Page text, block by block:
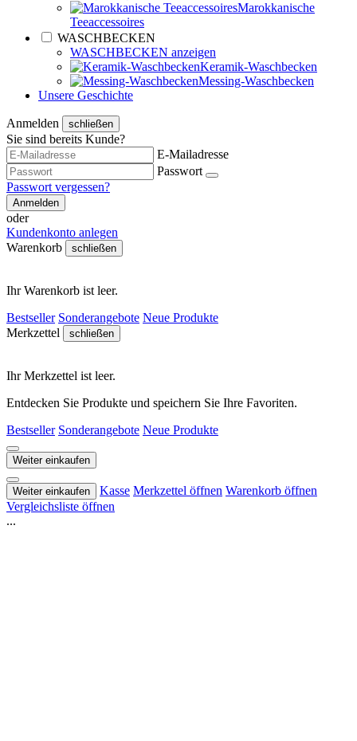
Marokkanische
Teeaccessoires
WASCHBECKEN
WASCHBECKEN anzeigen
Keramik-Waschbecken
Messing-Waschbecken
Unsere Geschichte
Anmelden schließen
Sie sind bereits Kunde?
E-Mailadresse
Passwort
Passwort vergessen?
Anmelden
oder
Kundenkonto anlegen
Warenkorb
schließen
Ihr Warenkorb ist leer.
Bestseller Sonderangebote Neue Produkte
Merkzettel
schließen
Ihr Merkzettel ist leer.
Entdecken Sie Produkte und speichern Sie Ihre Favoriten.
Bestseller Sonderangebote Neue Produkte
Weiter einkaufen
Weiter einkaufen Kasse Merkzettel öffnen Warenkorb öffnen
Vergleichsliste öffnen
...